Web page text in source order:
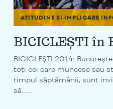
ATITUDINE ȘI IMPLICARE
BICICLEŞTI în
BICICLEŞTI 2014:
toți cei care muncesc sau
timpul săptămânii, sunt
să…...